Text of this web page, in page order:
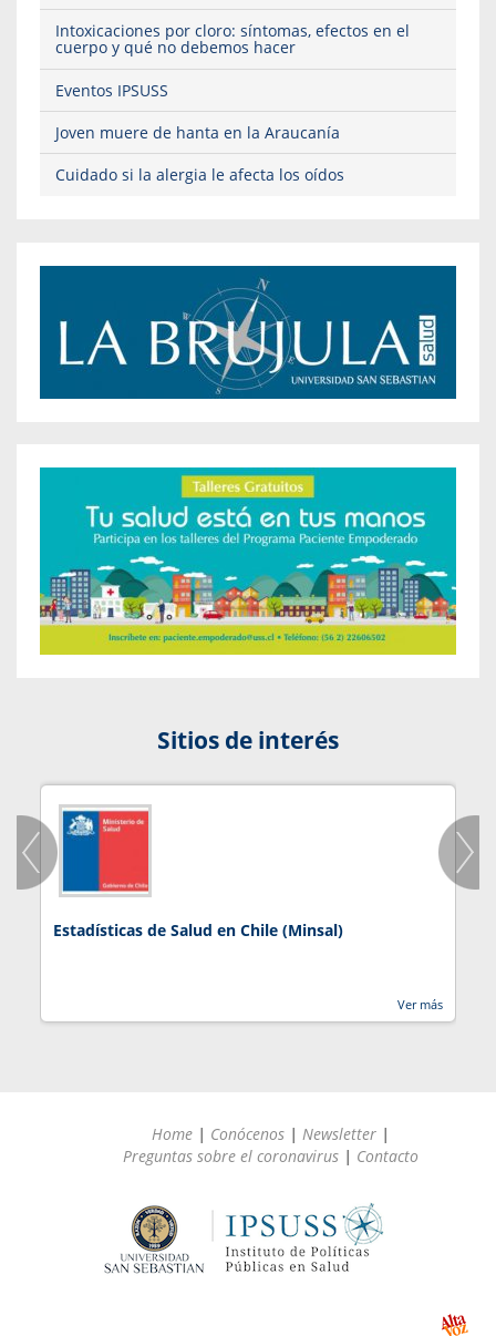
Intoxicaciones por cloro: síntomas, efectos en el
cuerpo y qué no debemos hacer
Eventos IPSUSS
Joven muere de hanta en la Araucanía
Cuidado si la alergia le afecta los oídos
Sitios de interés
Estadísticas de Salud en Chile (Minsal)
Ver más
Home | Conócenos | Newsletter |
Preguntas sobre el coronavirus | Contacto